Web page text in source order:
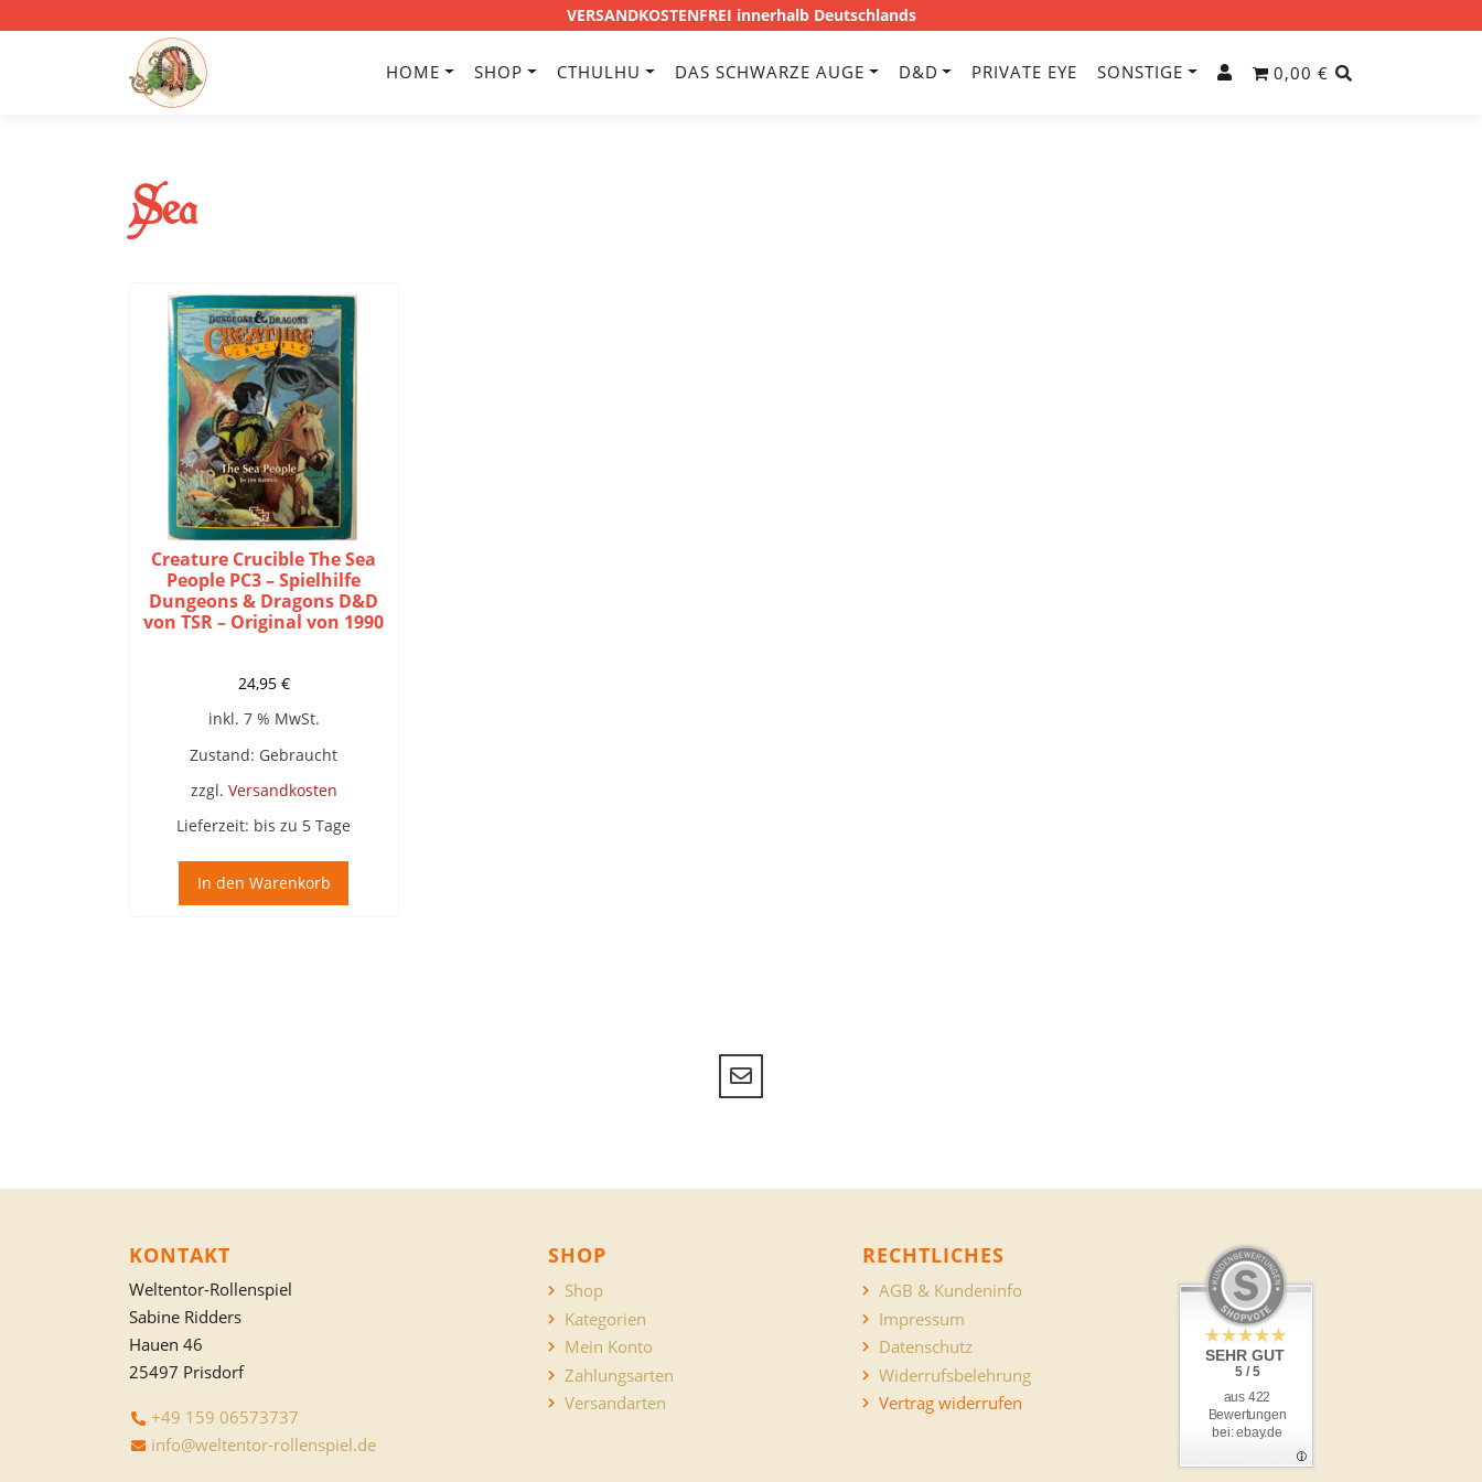
VERSANDKOSTENFREI innerhalb Deutschlands
HOME SHOP CTHULHU DAS SCHWARZE AUGE D&D PRIVATE EYE SONSTIGE 0,00 €
Sea
Creature Crucible The Sea
People PC3 – Spielhilfe
Dungeons & Dragons D&D
von TSR – Original von 1990
24,95 €
inkl. 7 % MwSt.
Zustand: Gebraucht
zzgl. Versandkosten
Lieferzeit: bis zu 5 Tage
In den Warenkorb
KONTAKT
Weltentor-Rollenspiel
Sabine Ridders
Hauen 46
25497 Prisdorf
+49 159 06573737
info@weltentor-rollenspiel.de
SHOP
Shop
Kategorien
Mein Konto
Zahlungsarten
Versandarten
RECHTLICHES
AGB & Kundeninfo
Impressum
Datenschutz
Widerrufsbelehrung
Vertrag widerrufen
SEHR GUT
5 / 5
aus 422
Bewertungen
bei: ebay.de